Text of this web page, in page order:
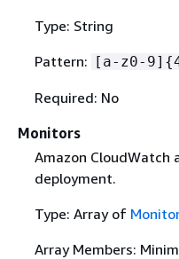
Type: String
Pattern: [a-z0-9] {
Required: No
Monitors
Amazon
deployment.
Type: Array of
Array Members: